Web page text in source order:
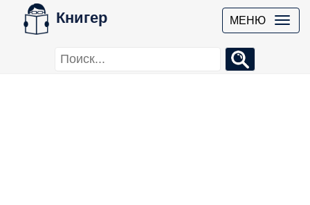
Книгер МЕНЮ